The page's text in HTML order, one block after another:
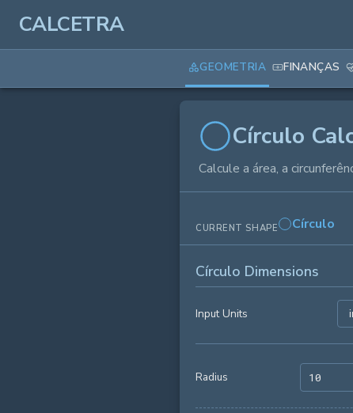
CALCETRA
GEOMETRIA FINANÇAS
Círculo
Calcule a área, a
CURRENT SHAPE Círculo
Círculo Dimensions
Input Units
Radius